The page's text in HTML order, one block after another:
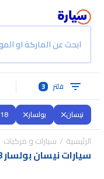
ابحث عن الماركة او
فلتر 3
نيسان بولسار
الرئيسية سيارات و مركبات
سيارات نيسان بولسار 2018 للبيع في السعودية